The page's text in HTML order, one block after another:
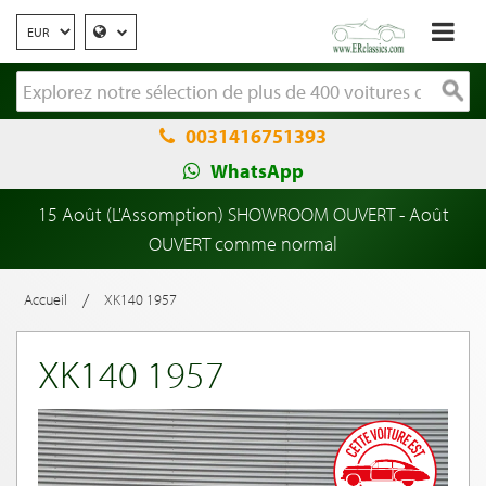
0031416751393
WhatsApp
15 Août (L'Assomption) SHOWROOM OUVERT - Août
OUVERT comme normal
Accueil / XK140 1957
XK140 1957